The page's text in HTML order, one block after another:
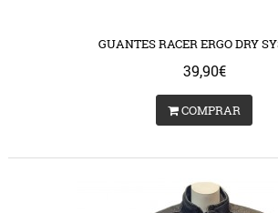
GUANTES RACER ERGO DRY
39,90€
COMPRAR